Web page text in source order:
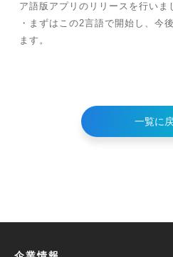
ア語版アプリのリリースを行いま
・まずはこの2言語で開始し、今
ます。
一覧に